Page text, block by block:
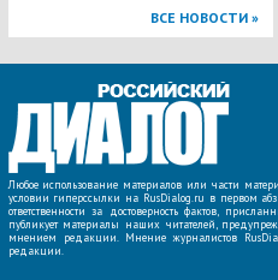
ВСЕ НОВОСТИ »
Любое использование материалов или части
условии гиперссылки на RusDialog.ru в первом
ответственности за достоверность фактов,
публикует материалы наших читателей,
мнением редакции. Мнение журналистов
редакции.